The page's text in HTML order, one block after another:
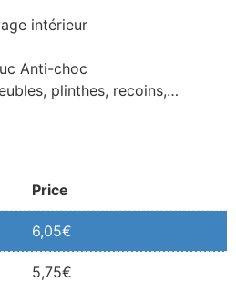
intérieur
Anti-choc
plinthes, recoins,…
Price
6,05€
5,75€